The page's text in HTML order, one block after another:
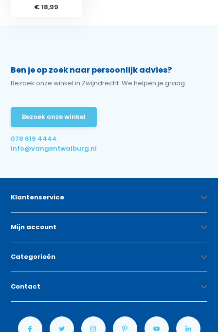
€ 18,99
Ben je op zoek naar persoonlijk advies?
Bezoek onze winkel in Zwijndrecht. We helpen je graag.
Bezoek onze winkel
078 619 4444
info@vangentwalburg.nl
Klantenservice
Mijn account
Categorieën
Contact